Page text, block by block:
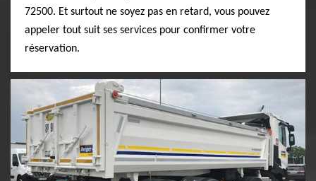
72500. Et surtout ne soyez pas en retard, vous pouvez
appeler tout suit ses services pour confirmer votre
réservation.